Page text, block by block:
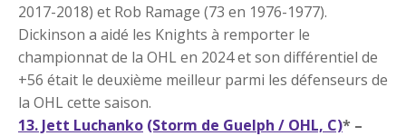
2017-2018) et Rob Ramage (73 en 1976-1977).
Dickinson a aidé les Knights à remporter le
championnat de la OHL en 2024 et son différentiel de
+56 était le deuxième meilleur parmi les défenseurs de
la OHL cette saison.
13. Jett Luchanko (Storm de Guelph / OHL, C)* –